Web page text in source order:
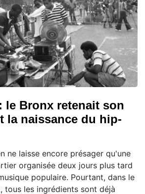
le Bronx retenait son
la naissance du hip-
ne laisse encore présager qu'une
organisée deux jours plus tard
populaire. Pourtant, dans le
tous les ingrédients sont déjà